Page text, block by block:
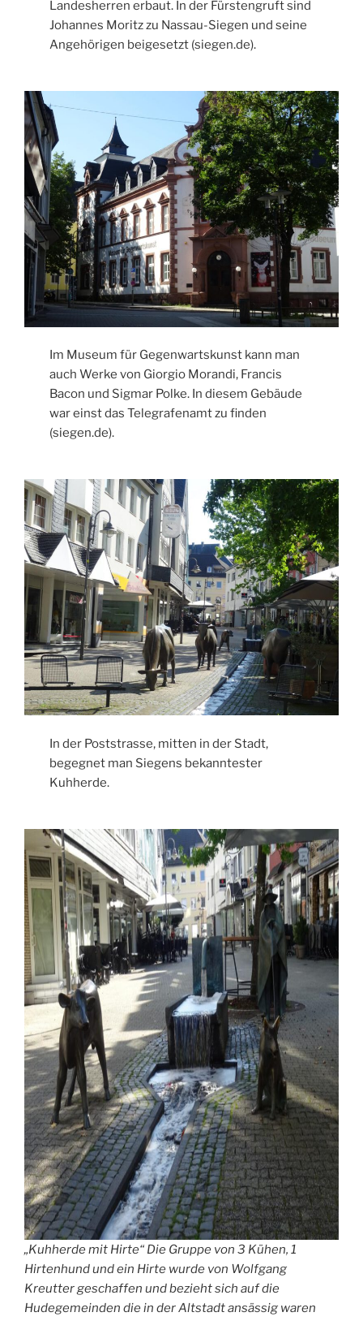
Landesherren erbaut. In der Fürstengruft sind
Johannes Moritz zu Nassau-Siegen und seine
Angehörigen beigesetzt (siegen.de).
Im Museum für Gegenwartskunst kann man
auch Werke von Giorgio Morandi, Francis
Bacon und Sigmar Polke. In diesem Gebäude
war einst das Telegrafenamt zu finden
(siegen.de).
In der Poststrasse, mitten in der Stadt,
begegnet man Siegens bekanntester
Kuhherde.
„Kuhherde mit Hirte“ Die Gruppe von 3 Kühen, 1
Hirtenhund und ein Hirte wurde von Wolfgang
Kreutter geschaffen und bezieht sich auf die
Hudegemeinden die in der Altstadt ansässig waren